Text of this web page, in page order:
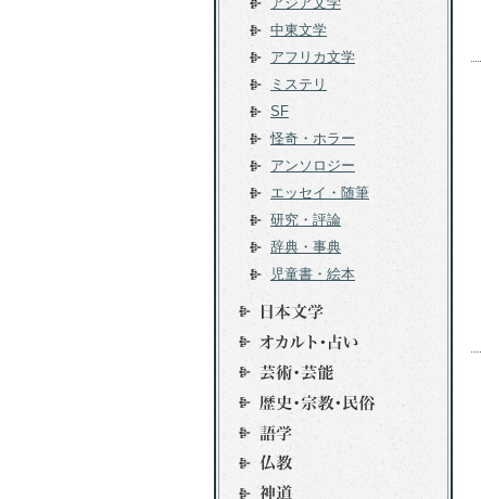
中東文学
アフリカ文学
ミステリ
SF
怪奇・ホラー
アンソロジー
エッセイ・随筆
研究・評論
辞典・事典
児童書・絵本